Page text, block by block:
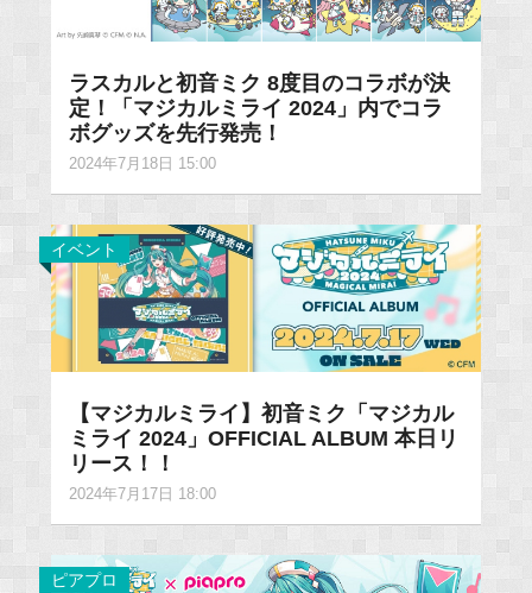
ラスカルと初音ミク 8度目のコラボが決
定！「マジカルミライ 2024」内でコラ
ボグッズを先行発売！
2024年7月18日 15:00
イベント
【マジカルミライ】初音ミク「マジカル
ミライ 2024」OFFICIAL ALBUM 本日リ
リース！！
2024年7月17日 18:00
ピアプロ